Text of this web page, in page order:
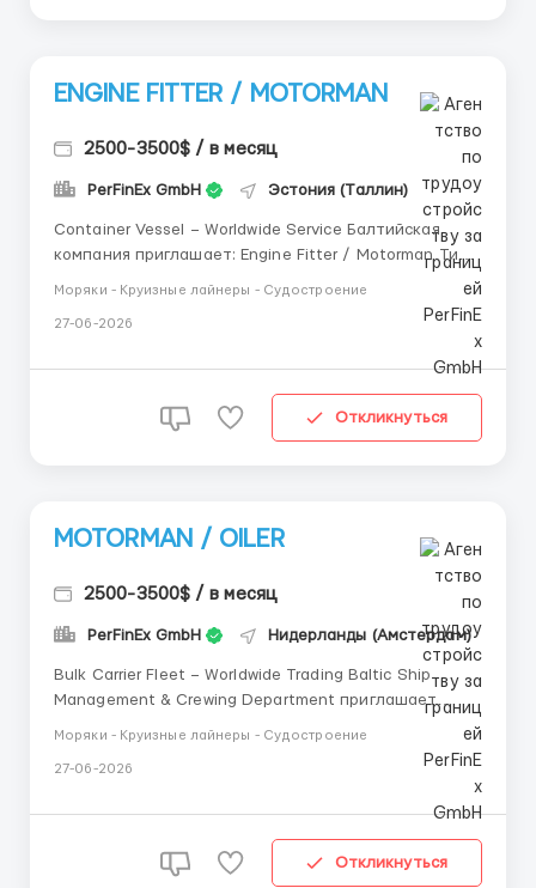
ENGINE FITTER / MOTORMAN
2500-3500$ / в месяц
PerFinEx GmbH Эстония (Таллин)
Container Vessel – Worldwide Service Балтийская
компания приглашает: Engine Fitter / Motorman Тип
ремонтные работы в engine department
Моряки - Круизные лайнеры - Судостроение
27-06-2026
Откликнуться
MOTORMAN / OILER
2500-3500$ / в месяц
PerFinEx GmbH Нидерланды (Амстердам)
Bulk Carrier Fleet – Worldwide Trading Baltic Ship
Management & Crewing Department приглашает
международного флота. Судно: ⚓ Bulk Carrier Район
Моряки - Круизные лайнеры - Судостроение
27-06-2026
Откликнуться